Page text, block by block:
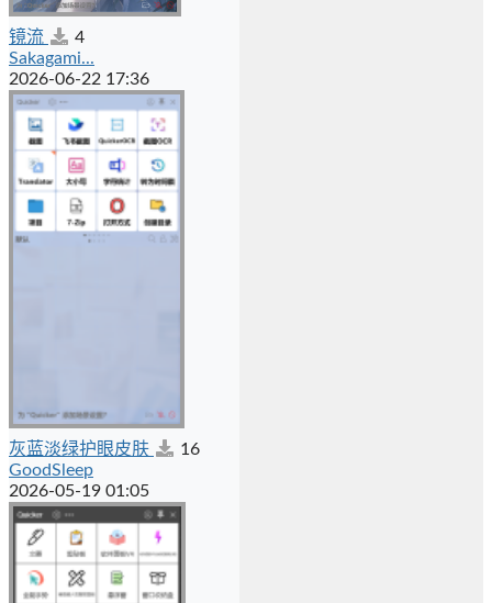
镜流
4
Sakagami...
2026-06-22 17:36
灰蓝淡绿护眼皮肤
16
GoodSleep
2026-05-19 01:05